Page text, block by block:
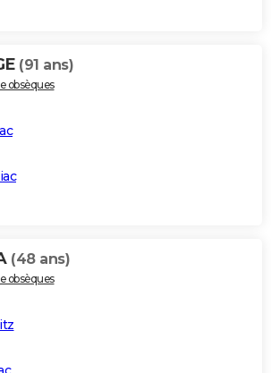
(91 ans)
obsèques
(48 ans)
obsèques